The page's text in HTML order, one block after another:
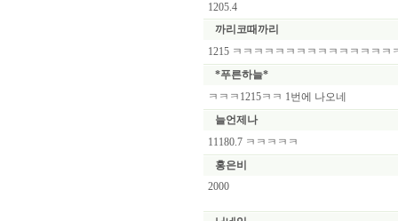
1205.4
까리코때까리
1215 ㅋㅋㅋㅋㅋㅋㅋㅋㅋㅋㅋㅋㅋㅋ
*푸른하늘*
ㅋㅋㅋ1215ㅋㅋ 1번에 나오네
늘언제나
11180.7 ㅋㅋㅋㅋㅋ
홍은비
2000